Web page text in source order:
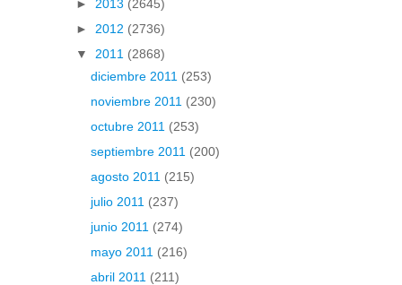
► 2013 (2645)
► 2012 (2736)
▼ 2011 (2868)
diciembre 2011 (253)
noviembre 2011 (230)
octubre 2011 (253)
septiembre 2011 (200)
agosto 2011 (215)
julio 2011 (237)
junio 2011 (274)
mayo 2011 (216)
abril 2011 (211)